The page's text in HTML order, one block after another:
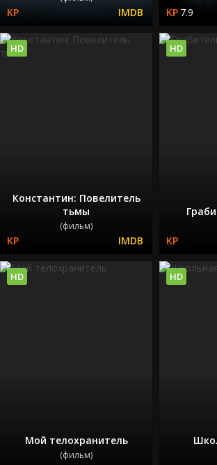
7.9
Константин: Повелитель
тьмы
(фильм)
HD HD
Мой телохранитель
(фильм)
HD HD